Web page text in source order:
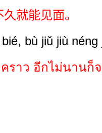
就能见面。
bù jiǔ jiù néng
ราว อีกไม่นานก็